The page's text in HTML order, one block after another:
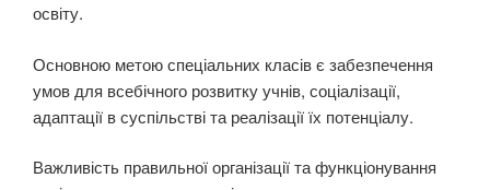
освіту.
Основною метою спеціальних класів є забезпечення
умов для всебічного розвитку учнів, соціалізації,
адаптації в суспільстві та реалізації їх потенціалу.
Важливість правильної організації та функціонування